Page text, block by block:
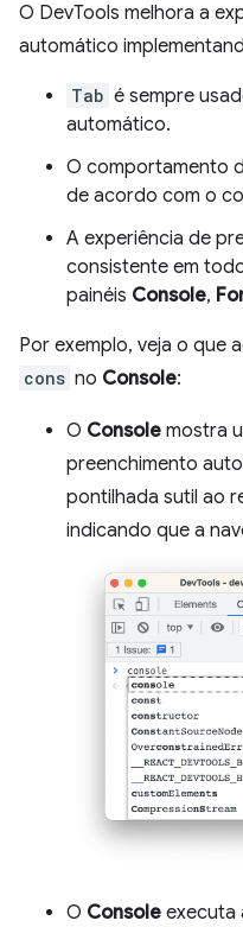
O DevTools melhora a
automático
Tab é sempre
automático.
O comportamento
de acordo com o
A experiência de
consistente em
painéis Console,
Por exemplo, veja o que
cons no Console:
O Console mostra
preenchimento
pontilhada sutil ao
indicando que a
O Console executa